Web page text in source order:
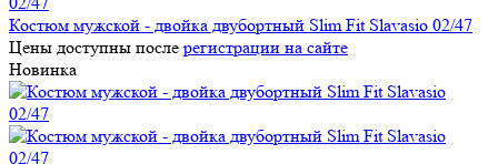
Костюм мужской - двойка двубортный Slim Fit Slavasio 02/47
Цены доступны после регистрации на сайте
Новинка